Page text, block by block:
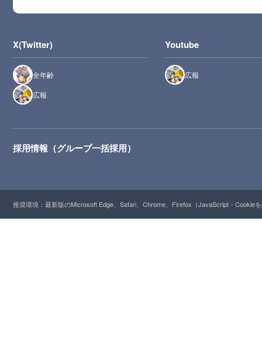
X(Twitter)
全年齢
広報
Youtube
広報
採用情報（グループ一括採用）
推奨環境：最新版のMicrosoft Edge、Safari、Chrome、Firefox（JavaScript・Cookie